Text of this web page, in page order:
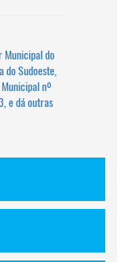
Municipal do
do Sudoeste,
nº
e dá outras